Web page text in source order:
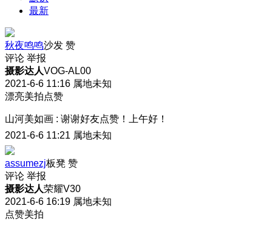
最新
秋夜鸣鸣沙发 赞
评论 举报
摄影达人VOG-AL00
2021-6-6 11:16 属地未知
漂亮美拍点赞
山河美如画 : 谢谢好友点赞！上午好！
2021-6-6 11:21 属地未知
assumezj板凳 赞
评论 举报
摄影达人荣耀V30
2021-6-6 16:19 属地未知
点赞美拍